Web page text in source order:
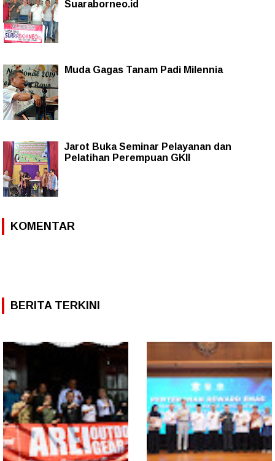
Suaraborneo.id
Muda Gagas Tanam Padi Milennia
Jarot Buka Seminar Pelayanan dan
Pelatihan Perempuan GKII
KOMENTAR
BERITA TERKINI